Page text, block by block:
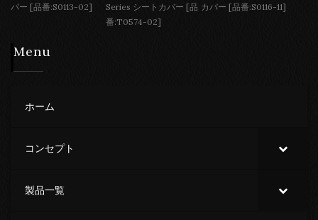
バー [品番:S0113-02]
Series シートカバー [品
番:T0574-02]
カバー [品番:S0116-11]
Menu
ホーム
コンセプト
製品一覧